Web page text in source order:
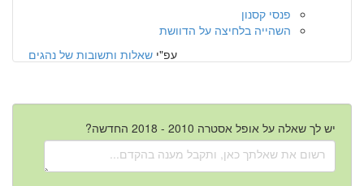
פנסי קסנון
השהייה בלחיצה על הדוושת
עפ"י שאלות ותשובות של נהגים
יש לך שאלה על אופל אסטרה 2010 - 2018 החדשה?